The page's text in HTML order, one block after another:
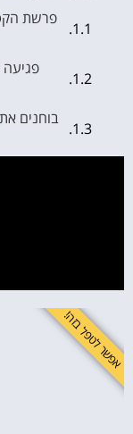
פרשת
פגיעה
בוחנים
אפשר לטפל בזה!